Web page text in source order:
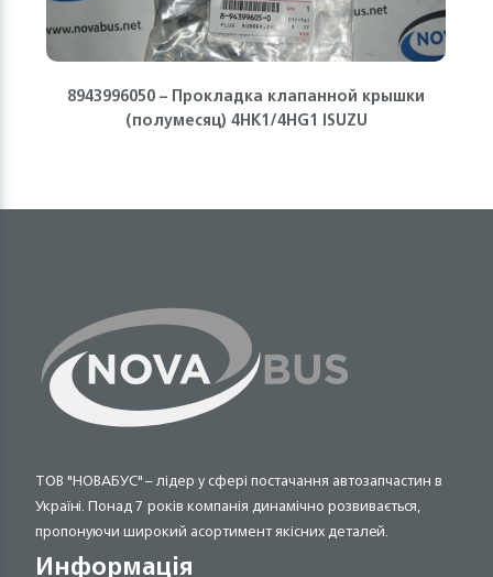
8943996050 – Прокладка клапанной крышки
(полумесяц) 4HK1/4HG1 ISUZU
ТОВ "НОВАБУС" – лідер у сфері постачання автозапчастин в
Україні. Понад 7 років компанія динамічно розвивається,
пропонуючи широкий асортимент якісних деталей.
Информація